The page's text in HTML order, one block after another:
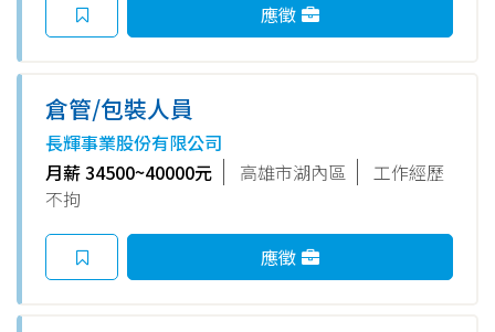
應徵
倉管/包裝人員
長輝事業股份有限公司
月薪 34500~40000元
高雄市湖內區
工作經歷
不拘
應徵